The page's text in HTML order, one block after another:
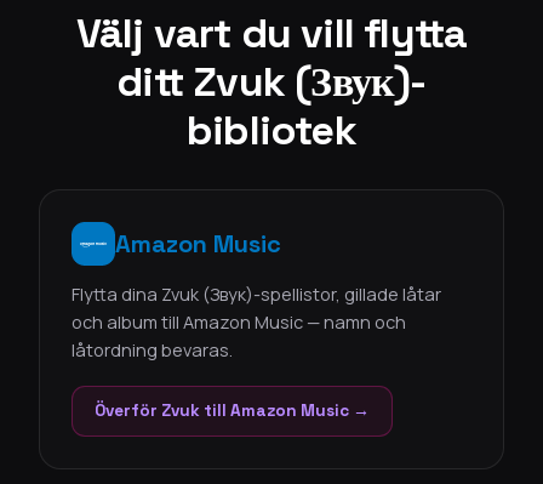
Välj vart du vill flytta
ditt Zvuk (Звук)-
bibliotek
Amazon Music
Flytta dina Zvuk (Звук)-spellistor, gillade låtar
och album till Amazon Music — namn och
låtordning bevaras.
Överför Zvuk till Amazon Music →